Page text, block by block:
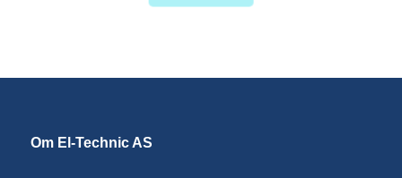
Om El-Technic AS